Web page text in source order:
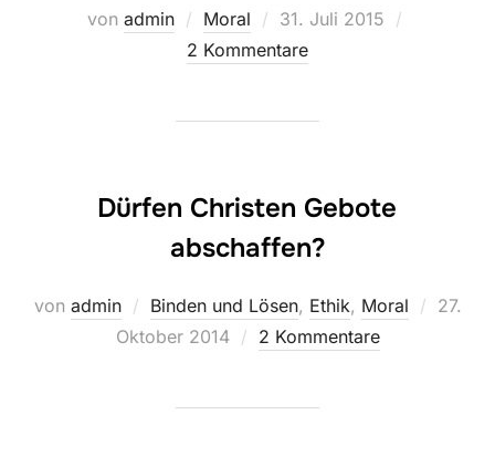
von admin Moral
Veröffentlicht
am
31. Juli 2015
2 Kommentare
Dürfen Christen Gebote
abschaffen?
von admin Binden und Lösen, Ethik, Moral
27.
Oktober 2014
2 Kommentare